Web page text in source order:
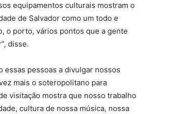
equipamentos culturais mostram o
de Salvador como um todo e
o porto, vários pontos que a gente
disse.
essas pessoas a divulgar nossos
mais o soteropolitano para
visitação mostra que nosso trabalho
cultura de nossa música, nossa